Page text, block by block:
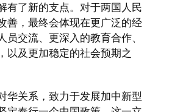
有了新的支点。对于两国人民
善，最终会体现在更广泛的经
员交流、更深入的教育合作、
以及更加稳定的社会预期之
华关系，致力于发展加中新型